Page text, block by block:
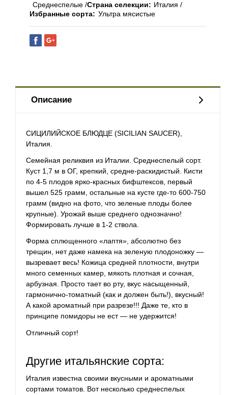
Среднеспелые Страна селекции
Италия
Избранные сорта
Ультра мясистые
Описание
СИЦИЛИЙСКОЕ БЛЮДЦЕ (SICILIAN SAUCER),
Италия.
Семейная реликвия из Италии. Среднеспелый сорт.
Куст 1,7 м в ОГ, крепкий, средне-раскидистый. Кисти
по 4-5 плодов ярко-красных бифштексов, первый
вышел 525 грамм, остальные на кусте где-то 600-750
грамм (видно на фото, что зеленые плоды более
крупные). Урожай выше среднего однозначно!
Формировать лучше в 1-2 ствола.
Форма сплющенного «лаптя», абсолютно без
трещин, нет даже намека на зеленую плодоножку —
вызревает весь! Кожица средней плотности, внутри
много семенных камер, мякоть плотная и сочная,
арбузная. Просто тает во рту, вкус насыщенный,
гармонично-томатный (как и должен быть!), вкусный!
А какой ароматный при разрезе!!! Даже те, кто в
принципе помидоры не ест — не удержится!
Отличный сорт!
Другие итальянские сорта:
Италия известна своими вкусными и ароматными
сортами томатов. Вот несколько среднеспелых